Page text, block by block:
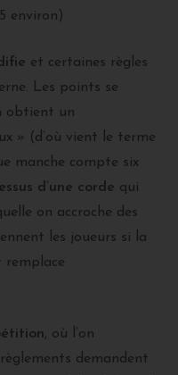
environ)
et certaines règles
Les points se
obtient un
» (d’où vient le terme
manche compte six
d’une corde qui
on accroche des
les joueurs si la
remplace
, où l’on
demandent